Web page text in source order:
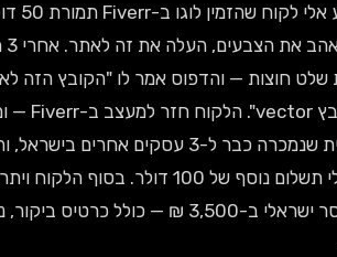
לפני חודשיים הגיע אלי לקוח שהזמין לוגו ב-Fiverr תמורת 50 דולר. הוא
קיבל קובץ PNG, אהב את הצבעים, העלה את זה לאתר. אחרי 3 חודשים הוא
והדפוס אמר לו "הקובץ הזה לא מתאים
להדפסה, צריך קובץ vector". הלקוח חזר למעצב ב-Fiverr — ומסתבר
שהלוגו בנוי מתבנית שנמכרה כבר ל-3 עסקים אחרים בישראל, והמעצב סירב
לתת AI או EPS בלי תשלום נוסף של 100 דולר. בסוף הלקוח ויתר ועיצב
מחדש אצל פרילנסר ישראלי ב-3,500 ₪ — כולל כרטיס ביקור, ניירת,